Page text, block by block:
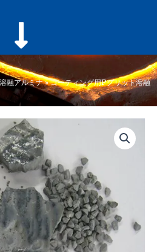
融アルミナ»コーティング用Pグリット溶融